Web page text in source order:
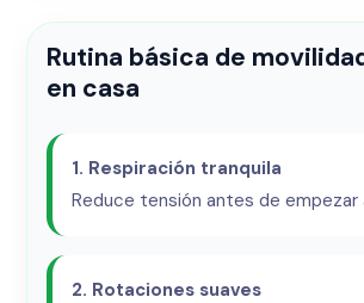
Rutina básica de
en casa
1. Respiración tranquila
Reduce tensión antes de empezar
2. Rotaciones suaves